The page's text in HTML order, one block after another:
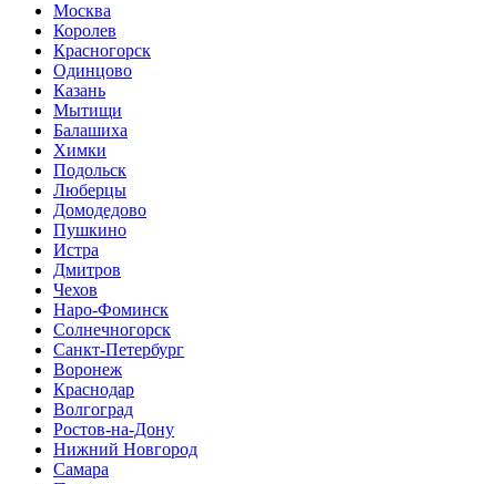
Москва
Королев
Красногорск
Одинцово
Казань
Мытищи
Балашиха
Химки
Подольск
Люберцы
Домодедово
Пушкино
Истра
Дмитров
Чехов
Наро-Фоминск
Солнечногорск
Санкт-Петербург
Воронеж
Краснодар
Волгоград
Ростов-на-Дону
Нижний Новгород
Самара